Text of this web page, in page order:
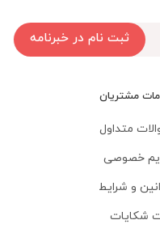
ثبت نام در خبرنامه
مشتریان
متداول
خصوصی
و شرایط
شکایات